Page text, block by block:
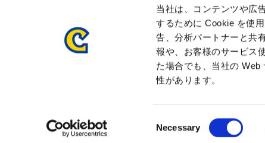
当社は、コンテンツや広
するために Cookie を使
告、分析パートナーと共
報や、お客様のサービス
た場合でも、当社の
性があります。
o
Necessary
企業広告
プレスリリース 採用
サイトマップ プライバシーポリシー ク